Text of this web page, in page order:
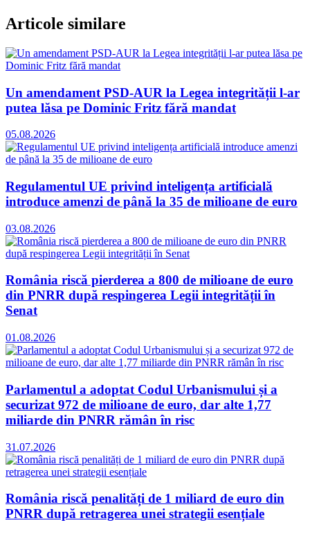
Articole similare
Un amendament PSD-AUR la Legea integrității l-ar
putea lăsa pe Dominic Fritz fără mandat
05.08.2026
Regulamentul UE privind inteligența artificială
introduce amenzi de până la 35 de milioane de euro
03.08.2026
România riscă pierderea a 800 de milioane de euro
din PNRR după respingerea Legii integrității în
Senat
01.08.2026
Parlamentul a adoptat Codul Urbanismului și a
securizat 972 de milioane de euro, dar alte 1,77
miliarde din PNRR rămân în risc
31.07.2026
România riscă penalități de 1 miliard de euro din
PNRR după retragerea unei strategii esențiale